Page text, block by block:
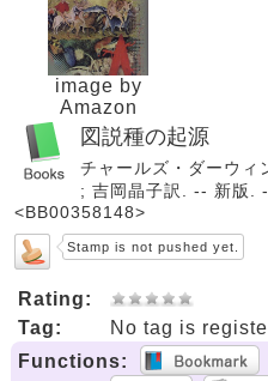
image by
Amazon
図説種の起源
チャールズ・ダーウィ
; 吉岡晶子訳. -- 新版.
<BB00358148>
Stamp is not pushed yet.
Rating:
Tag:
No tag is
Functions: